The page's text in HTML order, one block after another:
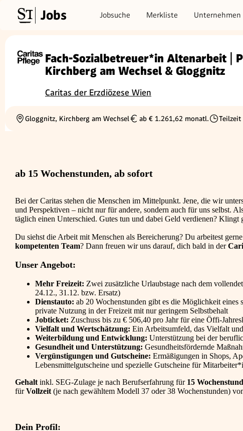
Jobs Jobsuche Merkliste Unternehmen
Fach-Sozialbetreuer*in Altenarbeit |
Kirchberg am Wechsel & Gloggnitz
Caritas der Erzdiözese Wien
Ortschaft
Gloggnitz, Kirchberg am Wechsel
Gehalt
ab € 1.261,62 monatl. Teilzeit
ab 15 Wochenstunden, ab sofort
Bei der Caritas stehen die Menschen im Mittelpunkt. Jene, die wir
und Perspektiven – nicht nur für andere, sondern auch für uns selbst.
täglich einen Unterschied. Gutes tun und dabei Geld verdienen? Klingt
Du siehst die Arbeit mit Menschen als Bereicherung? Du arbeitest gerne
kompetenten Team? Dann freuen wir uns darauf, dich bald in der
Unser Angebot:
Mehr Freizeit: Zwei zusätzliche Urlaubstage nach dem
24.12., 31.12. bzw. Ersatz)
Dienstauto: ab 20 Wochenstunden gibt es die Möglichkeit eines
private Nutzung in der Freizeit mit nur geringem Selbstbehalt
Jobticket: Zuschuss bis zu € 506,40 pro Jahr für eine Öffi-
Vielfalt und Wertschätzung: Ein Arbeitsumfeld, das Vielfalt
Weiterbildung und Entwicklung: Unterstützung bei der
Gesundheit und Unterstützung: Gesundheitsfördernde
Vergünstigungen und Gutscheine: Ermäßigungen in Shops,
Lebensmittelgutscheine und spezielle Gutscheine für
Gehalt inkl. SEG-Zulage je nach Berufserfahrung für 15
fürVollzeit (je nach gewähltem Modell 37 oder 38 Wochenstunden)
Dein Profil: